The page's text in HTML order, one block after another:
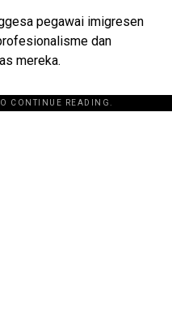
pegawai imigresen
dan
mereka.
CONTINUE READING.